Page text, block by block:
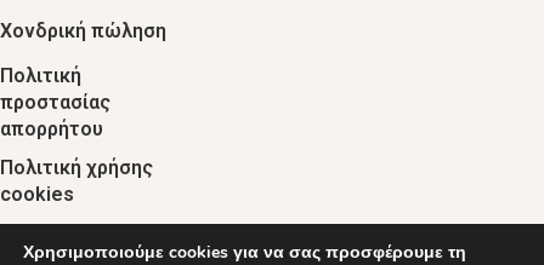
Χονδρική πώληση
Πολιτική
προστασίας
απορρήτου
Πολιτική χρήσης
cookies
Χρησιμοποιούμε cookies για να σας προσφέρουμε τη